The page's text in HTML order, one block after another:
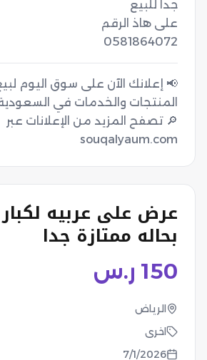
0581864072
📢 إعلانك الآن على سوق اليوم
🔎 تصفح المزيد من الإعلانات عبر
souqalyaum.com
عرض على عربيه
بحاله ممتازة جدا
150 ر.س
الرياض
اخرى
7/1/2026